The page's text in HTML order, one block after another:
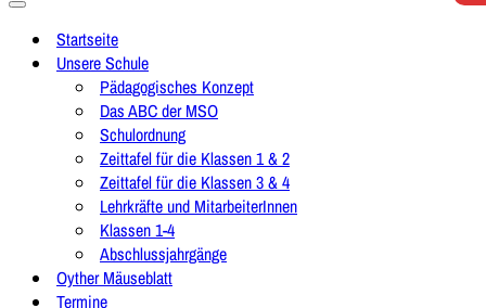
Navigationsmenü
Startseite
Unsere Schule
Pädagogisches Konzept
Das ABC der MSO
Schulordnung
Zeittafel für die Klassen 1 & 2
Zeittafel für die Klassen 3 & 4
Lehrkräfte und MitarbeiterInnen
Klassen 1-4
Abschlussjahrgänge
Oyther Mäuseblatt
Termine